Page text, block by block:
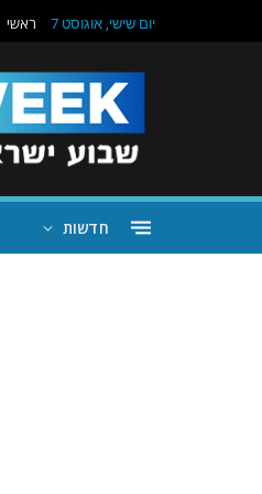
יום שישי, אוגוסט 7 ראשי
חדשות